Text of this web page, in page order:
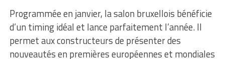
Programmée en janvier, la salon bruxellois bénéficie
d’un timing idéal et lance parfaitement l’année. Il
permet aux constructeurs de présenter des
nouveautés en premières européennes et mondiales